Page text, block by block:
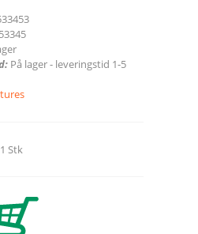
På lager - leveringstid 1-5
1 Stk